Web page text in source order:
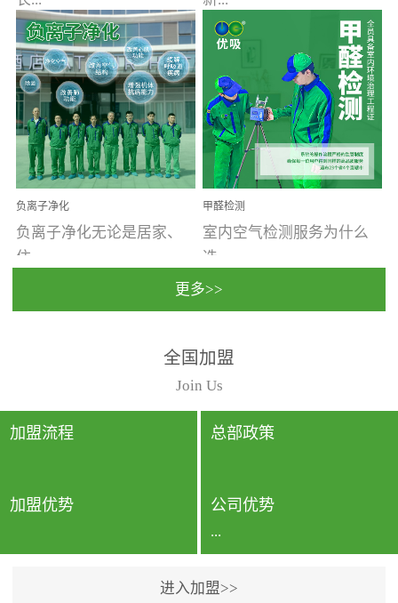
受温度、湿度、基质养
分、通风四个条件影响，
温暖潮湿、营养物质多、
通风缓慢的空间最易滋生
大量霉菌的...
装修完会有甲醛，其实汽
车的甲醛超标问题更为严
重。汽车的空间范围小，
配件、皮具、装饰多，这
些都是汽...
负离子净化
负离子净化无论是居家、
住...
动，人类长时间停留的室
内空间都有整体消毒的需
要。因为空间内人流携带
的、空气...
甲醛检测
室内空气检测服务为什么
选...
行国家规定的标准检测方
法，空气采样量准确，检
测结果可靠，远胜于其他
检测...
更多>>
全国加盟
Join Us
加盟流程 总部政策
加盟优势 公司优势
...
进入加盟>>